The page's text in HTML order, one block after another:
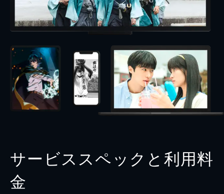
サービススペックと利用料
金